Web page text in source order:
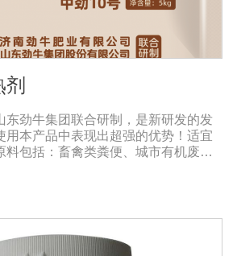
东劲牛集团联合研制，是新研发的发
用本产品中表现出超强的优势！适宜
料包括：畜禽类粪便、城市有机废弃
果渣、茶渣、蘑菇渣、酒糟、中草药
秸杆等）。【功效特点】1、本产品
快，分解能力强，除臭效果彻底。2、
时, 2天温度可升至60℃以上。可充
产生臭味的有机硫化物、有机氨化物